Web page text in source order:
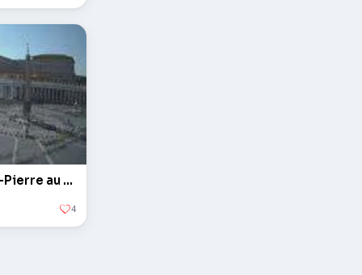
L'obélisque sur la Place Saint-Pierre au Vatican
4